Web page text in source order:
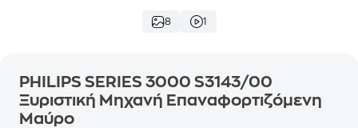
8 1
PHILIPS SERIES 3000 S3143/00
Ξυριστική Μηχανή Επαναφορτιζόμενη
Μαύρο